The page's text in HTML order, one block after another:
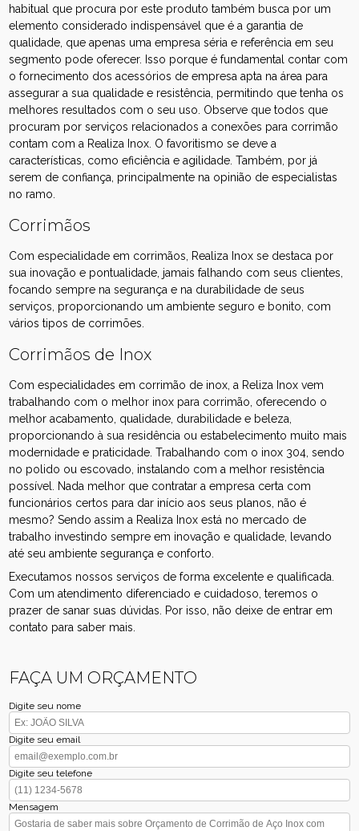
habitual que procura por este produto também busca por um
elemento considerado indispensável que é a garantia de
qualidade, que apenas uma empresa séria e referência em seu
segmento pode oferecer. Isso porque é fundamental contar com
o fornecimento dos acessórios de empresa apta na área para
assegurar a sua qualidade e resistência, permitindo que tenha os
melhores resultados com o seu uso. Observe que todos que
procuram por serviços relacionados a conexões para corrimão
contam com a Realiza Inox. O favoritismo se deve a
características, como eficiência e agilidade. Também, por já
serem de confiança, principalmente na opinião de especialistas
no ramo.
Corrimãos
Com especialidade em corrimãos, Realiza Inox se destaca por
sua inovação e pontualidade, jamais falhando com seus clientes,
focando sempre na segurança e na durabilidade de seus
serviços, proporcionando um ambiente seguro e bonito, com
vários tipos de corrimões.
Corrimãos de Inox
Com especialidades em corrimão de inox, a Reliza Inox vem
trabalhando com o melhor inox para corrimão, oferecendo o
melhor acabamento, qualidade, durabilidade e beleza,
proporcionando à sua residência ou estabelecimento muito mais
modernidade e praticidade. Trabalhando com o inox 304, sendo
no polido ou escovado, instalando com a melhor resistência
possível. Nada melhor que contratar a empresa certa com
funcionários certos para dar início aos seus planos, não é
mesmo? Sendo assim a Realiza Inox está no mercado de
trabalho investindo sempre em inovação e qualidade, levando
até seu ambiente segurança e conforto.
Executamos nossos serviços de forma excelente e qualificada.
Com um atendimento diferenciado e cuidadoso, teremos o
prazer de sanar suas dúvidas. Por isso, não deixe de entrar em
contato para saber mais.
FAÇA UM ORÇAMENTO
Digite seu nome
Digite seu email
Digite seu telefone
Mensagem